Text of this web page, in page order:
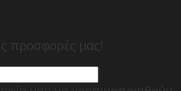
προσφορές μας!